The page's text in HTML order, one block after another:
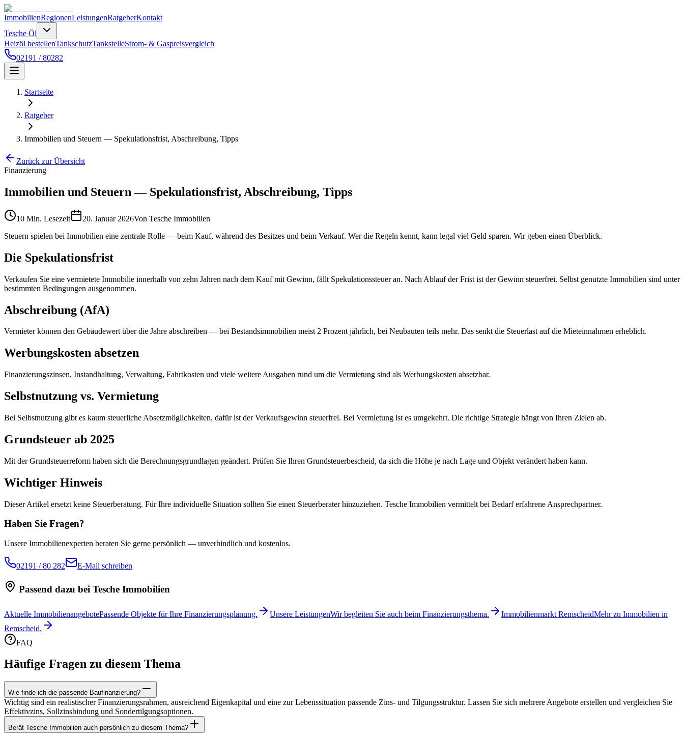
ImmobilienRegionenLeistungenRatgeberKontakt
Tesche Öl
Heizöl bestellenTankschutzTankstelleStrom- & Gaspreisvergleich
02191 / 80282
Startseite
Ratgeber
Immobilien und Steuern — Spekulationsfrist, Abschreibung, Tipps
Zurück zur Übersicht
Finanzierung
Immobilien und Steuern — Spekulationsfrist, Abschreibung, Tipps
10 Min. Lesezeit 20. Januar 2026Von Tesche Immobilien
Steuern spielen bei Immobilien eine zentrale Rolle — beim Kauf, während des Besitzes und beim Verkauf. Wer die Regeln kennt, kann legal viel Geld sparen. Wir geben einen Überblick.
Die Spekulationsfrist
Verkaufen Sie eine vermietete Immobilie innerhalb von zehn Jahren nach dem Kauf mit Gewinn, fällt Spekulationssteuer an. Nach Ablauf der Frist ist der Gewinn steuerfrei. Selbst genutzte Immobilien sind unter
bestimmten Bedingungen ausgenommen.
Abschreibung (AfA)
Vermieter können den Gebäudewert über die Jahre abschreiben — bei Bestandsimmobilien meist 2 Prozent jährlich, bei Neubauten teils mehr. Das senkt die Steuerlast auf die Mieteinnahmen erheblich.
Werbungskosten absetzen
Finanzierungszinsen, Instandhaltung, Verwaltung, Fahrtkosten und viele weitere Ausgaben rund um die Vermietung sind als Werbungskosten absetzbar.
Selbstnutzung vs. Vermietung
Bei Selbstnutzung gibt es kaum steuerliche Absetzmöglichkeiten, dafür ist der Verkaufsgewinn steuerfrei. Bei Vermietung ist es umgekehrt. Die richtige Strategie hängt von Ihren Zielen ab.
Grundsteuer ab 2025
Mit der Grundsteuerreform haben sich die Berechnungsgrundlagen geändert. Prüfen Sie Ihren Grundsteuerbescheid, da sich die Höhe je nach Lage und Objekt verändert haben kann.
Wichtiger Hinweis
Dieser Artikel ersetzt keine Steuerberatung. Für Ihre individuelle Situation sollten Sie einen Steuerberater hinzuziehen. Tesche Immobilien vermittelt bei Bedarf erfahrene Ansprechpartner.
Haben Sie Fragen?
Unsere Immobilienexperten beraten Sie gerne persönlich — unverbindlich und kostenlos.
02191 / 80 282 E-Mail schreiben
Passend dazu bei Tesche Immobilien
Aktuelle ImmobilienangebotePassende Objekte für Ihre Finanzierungsplanung. Unsere LeistungenWir begleiten Sie auch beim Finanzierungsthema. Immobilienmarkt RemscheidMehr zu Immobilien in
Remscheid.
FAQ
Häufige Fragen zu diesem Thema
Wie finde ich die passende Baufinanzierung?
Wichtig sind ein realistischer Finanzierungsrahmen, ausreichend Eigenkapital und eine zur Lebenssituation passende Zins- und Tilgungsstruktur. Lassen Sie sich mehrere Angebote erstellen und vergleichen Sie
Effektivzins, Sollzinsbindung und Sondertilgungsoptionen.
Berät Tesche Immobilien auch persönlich zu diesem Thema?